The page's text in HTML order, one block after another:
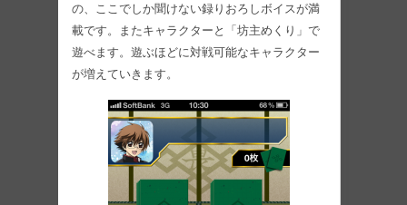
の、ここでしか聞けない録りおろしボイスが満
載です。またキャラクターと「坊主めくり」で
遊べます。遊ぶほどに対戦可能なキャラクター
が増えていきます。